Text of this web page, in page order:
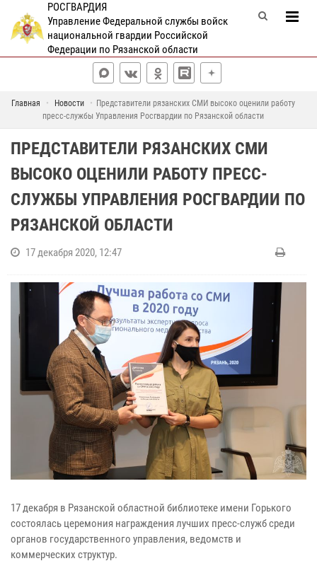
РОСГВАРДИЯ
Управление Федеральной службы войск
национальной гвардии Российской
Федерации по Рязанской области
Главная Новости
Представители рязанских СМИ высоко оценили работу
пресс-службы Управления Росгвардии по Рязанской области
ПРЕДСТАВИТЕЛИ РЯЗАНСКИХ СМИ
ВЫСОКО ОЦЕНИЛИ РАБОТУ ПРЕСС-
СЛУЖБЫ УПРАВЛЕНИЯ РОСГВАРДИИ ПО
РЯЗАНСКОЙ ОБЛАСТИ
17 декабря 2020, 12:47
17 декабря в Рязанской областной библиотеке имени Горького
состоялась церемония награждения лучших пресс-служб среди
органов государственного управления, ведомств и
коммерческих структур.